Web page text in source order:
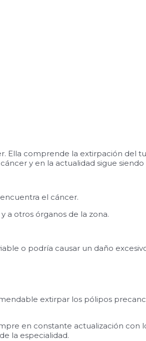
Ella comprende la extirpación del
y en la actualidad sigue
el cáncer.
a otros órganos de la zona.
o podría causar un daño
extirpar los pólipos
en constante actualización con
la especialidad.